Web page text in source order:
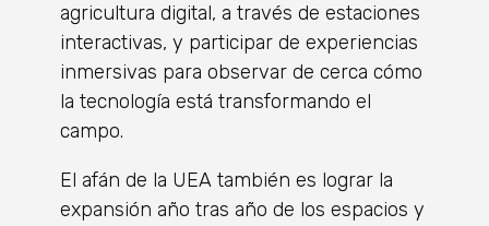
agricultura digital, a través de estaciones
interactivas, y participar de experiencias
inmersivas para observar de cerca cómo
la tecnología está transformando el
campo.
El afán de la UEA también es lograr la
expansión año tras año de los espacios y